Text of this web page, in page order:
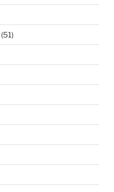
(51)